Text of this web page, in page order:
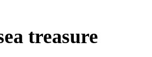
treasure